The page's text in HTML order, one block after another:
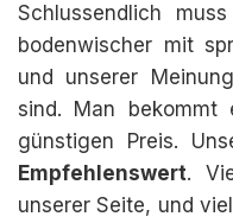
Schlussendlich
bodenwischer mit
und unserer
sind. Man bekommt
günstigen Preis.
Empfehlenswert.
unserer Seite, und